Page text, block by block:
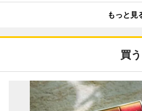
もっと見
買う